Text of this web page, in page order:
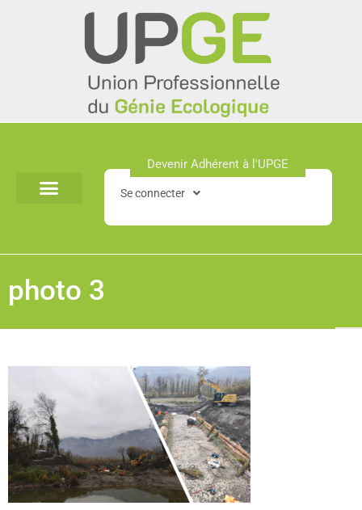
Devenir Adhérent à l'UPGE​
Se connecter
photo 3